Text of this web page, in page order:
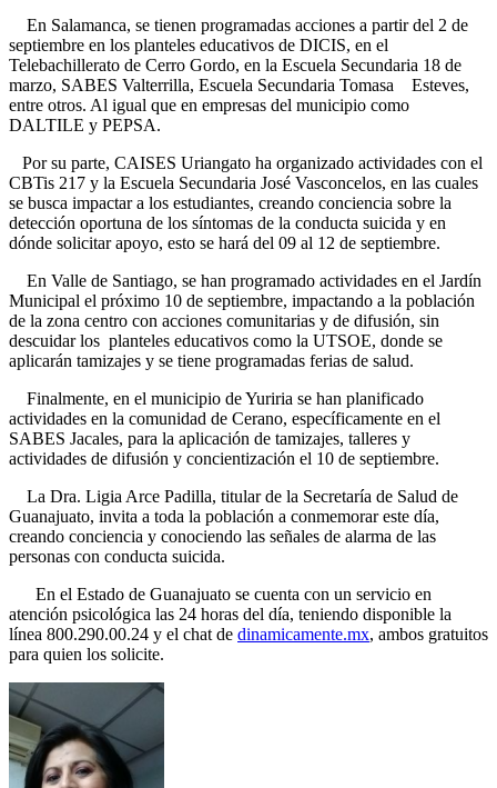
En Salamanca, se tienen programadas acciones a partir del 2 de
septiembre en los planteles educativos de DICIS, en el
Telebachillerato de Cerro Gordo, en la Escuela Secundaria 18 de
marzo, SABES Valterrilla, Escuela Secundaria Tomasa Esteves,
entre otros. Al igual que en empresas del municipio como
DALTILE y PEPSA.
Por su parte, CAISES Uriangato ha organizado actividades con el
CBTis 217 y la Escuela Secundaria José Vasconcelos, en las cuales
se busca impactar a los estudiantes, creando conciencia sobre la
detección oportuna de los síntomas de la conducta suicida y en
dónde solicitar apoyo, esto se hará del 09 al 12 de septiembre.
En Valle de Santiago, se han programado actividades en el Jardín
Municipal el próximo 10 de septiembre, impactando a la población
de la zona centro con acciones comunitarias y de difusión, sin
descuidar los planteles educativos como la UTSOE, donde se
aplicarán tamizajes y se tiene programadas ferias de salud.
Finalmente, en el municipio de Yuriria se han planificado
actividades en la comunidad de Cerano, específicamente en el
SABES Jacales, para la aplicación de tamizajes, talleres y
actividades de difusión y concientización el 10 de septiembre.
La Dra. Ligia Arce Padilla, titular de la Secretaría de Salud de
Guanajuato, invita a toda la población a conmemorar este día,
creando conciencia y conociendo las señales de alarma de las
personas con conducta suicida.
En el Estado de Guanajuato se cuenta con un servicio en
atención psicológica las 24 horas del día, teniendo disponible la
línea 800.290.00.24 y el chat de dinamicamente.mx, ambos gratuitos
para quien los solicite.